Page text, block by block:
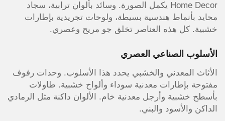
Home Decor يكمل الصورة. وسائد بألوان ترابية، سجاد
محايد بأنماط هندسية بسيطة، ولوحات تجريدية بإطارات
خشبية. كل هذه العناصر تخلق جو مريح وعصري.
الأسلوب الصناعي العصري
الأثاث المعدني والخشبي يحدد هذا الأسلوب. وحدات رفوف
مفتوحة بإطارات معدنية سوداء وألواح خشبية. طاولات
بأسطح خشبية وأرجل معدنية خام. الألوان داكنة مثل الرمادي
الداكن والأسود والبني.